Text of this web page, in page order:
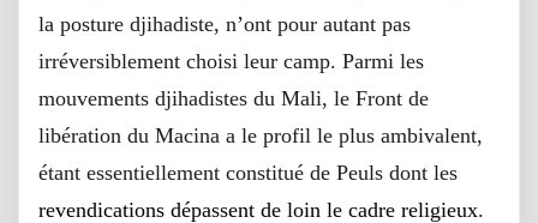
la posture djihadiste, n’ont pour autant pas
irréversiblement choisi leur camp. Parmi les
mouvements djihadistes du Mali, le Front de
libération du Macina a le profil le plus ambivalent,
étant essentiellement constitué de Peuls dont les
revendications dépassent de loin le cadre religieux.